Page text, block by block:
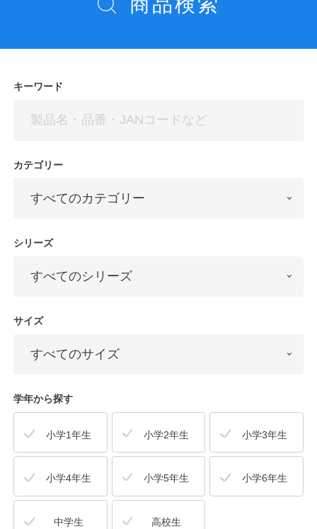
キーワード
カテゴリー
シリーズ
サイズ
学年から探す
小学1年生 小学2年生 小学3年生
小学4年生 小学5年生 小学6年生
中学生 高校生